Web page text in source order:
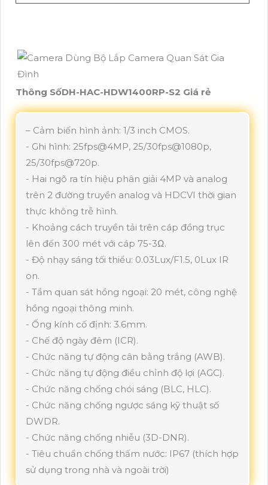
Thông SốDH-HAC-HDW1400RP-S2 Giá rẻ
– Cảm biến hình ảnh: 1/3 inch CMOS.
- Ghi hình: 25fps@4MP, 25/30fps@1080p,
25/30fps@720p.
- Hai ngõ ra tín hiệu phân giải 4MP và analog
trên 2 đường truyền analog và HDCVI thời gian
thực không trễ hình.
- Khoảng cách truyền tải trên cáp đồng trục
lên đến 300 mét với cáp 75-3Ω.
- Độ nhạy sáng tối thiểu: 0.03Lux/F1.5, 0Lux IR
on.
- Tầm quan sát hồng ngoại: 20 mét, công nghệ
hồng ngoại thông minh.
- Ống kính cố định: 3.6mm.
- Chế độ ngày đêm (ICR).
- Chức năng tự động cân bằng trắng (AWB).
- Chức năng tự động điều chỉnh độ lợi (AGC).
- Chức năng chống chói sáng (BLC, HLC).
- Chức năng chống ngược sáng kỹ thuật số
DWDR.
- Chức năng chống nhiễu (3D-DNR).
- Tiêu chuẩn chống thấm nước: IP67 (thích hợp
sử dụng trong nhà và ngoài trời)